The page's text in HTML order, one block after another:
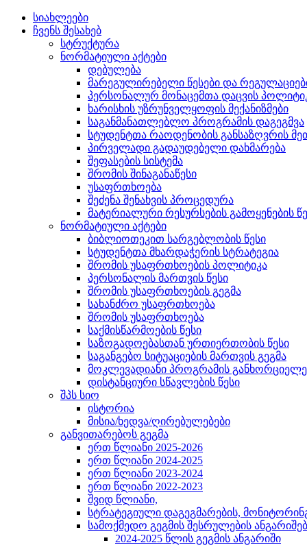
სიახლეები
ჩვენს შესახებ
სტრუქტურა
ნორმატიული აქტები
დებულება
მარეგულირებელი წესები და
პერსონალურ მონაცემთა დაცვის
ხარისხის უზრუნველყოფის მექანიზმები
საგანმანათლებლო პროგრამის დაგეგმვა
სტუდენტთა რაოდენობის განსაზღვრის
პირველადი გადაუდებელი დახმარება
შეფასების სისტემა
შრომის შინაგანაწესი
უსაფრთხოება
შეძენა შენახვის პროცედურა
მატერიალური რესურსების გამოყენების
ნორმატიული აქტები
ბიბლიოთეკით სარგებლობის წესი
სტუდენტთა მხარდაჭერის სტრატეგია
შრომის უსაფრთხოების პოლიტიკა
პერსონალის მართვის წესი
შრომის უსაფრთხოების გეგმა
სახანძრო უსაფრთხოება
შრომის უსაფრთხოება
საქმისწარმოების წესი
საზოგადოებასთან ურთიერთობის წესი
საგანგებო სიტუაციების მართვის გეგმა
მოკლევადიანი პროგრამის
დისტანციური სწავლების წესი
შპს სიო
ისტორია
მისია/ხედვა/ღირებულებები
განვითარებოს გეგმა
ერთ წლიანი 2025-2026
ერთ წლიანი 2024-2025
ერთ წლიანი 2023-2024
ერთ წლიანი 2022-2023
შვიდ წლიანი,
სტრატეგიული დაგეგმარების,
სამოქმედო გეგმის შესრულების
2024-2025 წლის გეგმის ანგარიში